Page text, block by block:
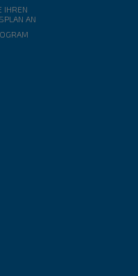
IHREN
AN